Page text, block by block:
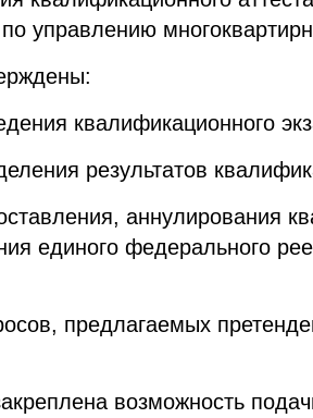
по управлению
квалификационного
результатов
аннулирования
единого федерального
предлагаемых
возможность